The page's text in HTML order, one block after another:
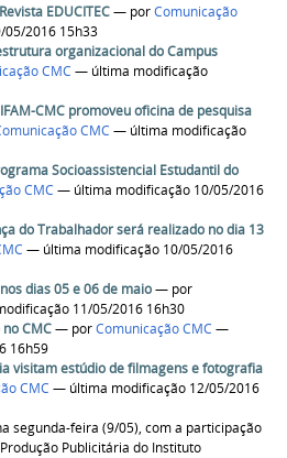
EDUCITEC— porComunicação
2016 15h33
organizacional do Campus
CMC — última modificação
CMC promoveu oficina de pesquisa
CMC — última modificação
Socioassistencial Estudantil do
CMC — última modificação 10/05/2016
do Trabalhador será realizado no dia 13
— última modificação 10/05/2016
dias 05 e 06 de maio— por
11/05/2016 16h30
CMC— porComunicação CMC —
16h59
visitam estúdio de filmagens e fotografia
CMC — última modificação 12/05/2016
segunda-feira (9/05), com a participação
Publicitária do Instituto